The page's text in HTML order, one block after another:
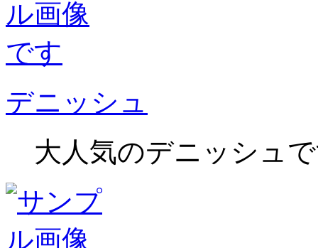
デニッシュ
大人気のデニッシュ